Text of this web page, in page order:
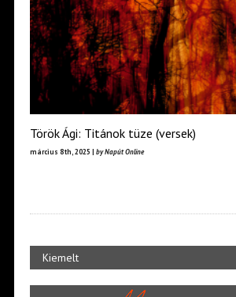
Török Ági: Titánok tüze (versek)
március 8th, 2025 | by Napút Online
Kiemelt